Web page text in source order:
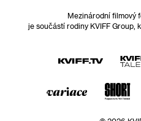
Mezinárodní filmový
je součástí rodiny KVIFF Group,